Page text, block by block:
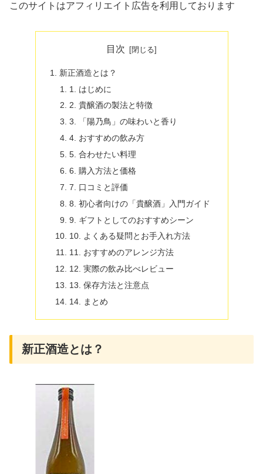
このサイトはアフィリエイト広告を利用しております
目次
新正酒造とは？
1. はじめに
2. 貴醸酒の製法と特徴
3. 「陽乃鳥」の味わいと香り
4. おすすめの飲み方
5. 合わせたい料理
6. 購入方法と価格
7. 口コミと評価
8. 初心者向けの「貴醸酒」入門ガイド
9. ギフトとしてのおすすめシーン
10. よくある疑問とお手入れ方法
11. おすすめのアレンジ方法
12. 実際の飲み比べレビュー
13. 保存方法と注意点
14. まとめ
新正酒造とは？